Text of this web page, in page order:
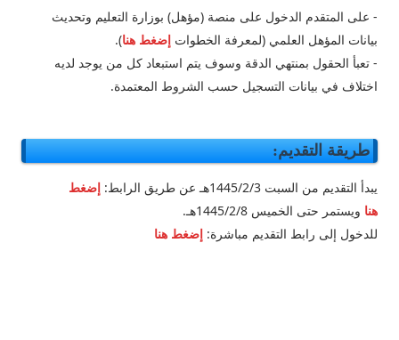
- على المتقدم الدخول على منصة (مؤهل) بوزارة التعليم وتحديث
بيانات المؤهل العلمي (لمعرفة الخطواتإضغط هنا).
- تعبأ الحقول بمنتهي الدقة وسوف يتم استبعاد كل من يوجد لديه
اختلاف في بيانات التسجيل حسب الشروط المعتمدة.
طريقة التقديم:
يبدأ التقديم من السبت 1445/2/3هـ عن طريق الرابط:
إضغط
هنا ويستمر حتى الخميس 1445/2/8هـ.
للدخول إلى رابط التقديم مباشرة:إضغط هنا